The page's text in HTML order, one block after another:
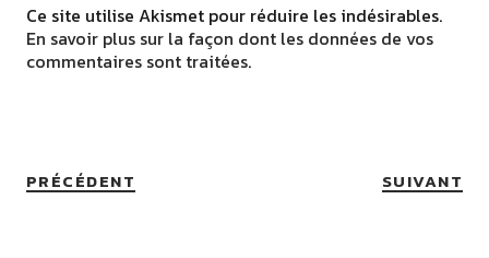
Ce site utilise Akismet pour réduire les indésirables.
En savoir plus sur la façon dont les données de vos
commentaires sont traitées.
PRÉCÉDENT SUIVANT